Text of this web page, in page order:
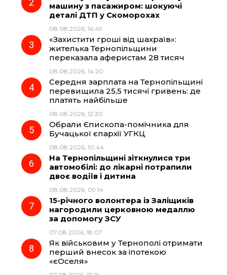
o
k
r
a
m
A
p
машину з пасажиром: шокуючі
деталі ДТП у Скоморохах
08.08.2026, 16:49
«Захистити гроші від шахраїв»:
жителька Тернопільщини
переказала аферистам 28 тисяч
08.08.2026, 14:20
Середня зарплата на Тернопільщині
перевищила 25,5 тисячі гривень: де
платять найбільше
08.08.2026, 12:30
Обрали Єпископа-помічника для
Бучацької єпархії УГКЦ
08.08.2026, 10:44
На Тернопільщині зіткнулися три
автомобілі: до лікарні потрапили
двоє водіїв і дитина
08.08.2026, 09:14
15-річного волонтера із Заліщиків
нагородили церковною медаллю
за допомогу ЗСУ
07.08.2026, 18:07
Як військовим у Тернополі отримати
перший внесок за іпотекою
«єОселя»